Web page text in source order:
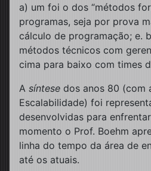
a) um foi o dos “métodos
programas, seja por prova
cálculo de programação; e.
métodos técnicos com
cima para baixo com times
A síntese dos anos 80 (com
Escalabilidade) foi
desenvolvidas para
momento o Prof. Boehm
linha do tempo da área de
até os atuais.